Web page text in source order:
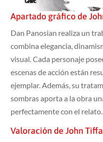
Apartado gráfico de
Dan Panosian realiza un
combina elegancia,
visual. Cada personaje
escenas de acción están
ejemplar. Además, su
sombras aporta a la obra
perfectamente con el relato.
Valoración de John